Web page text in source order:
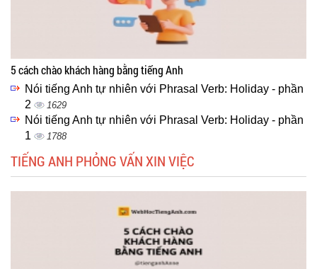
5 cách chào khách hàng bằng tiếng Anh
Nói tiếng Anh tự nhiên với Phrasal Verb: Holiday - phần
2
1629
Nói tiếng Anh tự nhiên với Phrasal Verb: Holiday - phần
1
1788
TIẾNG ANH PHỎNG VẤN XIN VIỆC